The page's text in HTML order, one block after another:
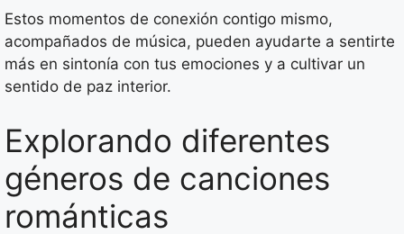
Estos momentos de conexión contigo mismo,
acompañados de música, pueden ayudarte a sentirte
más en sintonía con tus emociones y a cultivar un
sentido de paz interior.
Explorando diferentes
géneros de canciones
románticas